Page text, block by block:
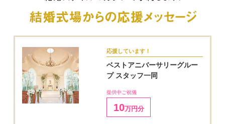
応援しています！
ベストアニバーサリーグルー
プ スタッフ一同
提供中ご祝儀
10万円分